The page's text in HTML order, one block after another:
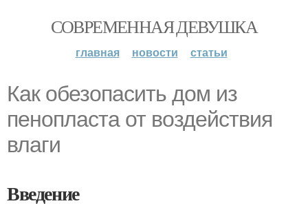
СОВРЕМЕННАЯ ДЕВУШКА
главная новости статьи
Как обезопасить дом из
пенопласта от воздействия
влаги
Введение